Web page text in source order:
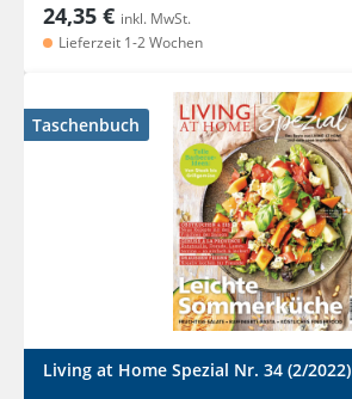
24,35 € inkl. MwSt.
Lieferzeit 1-2 Wochen
Taschenbuch
Living at Home Spezial Nr. 34 (2/2022)